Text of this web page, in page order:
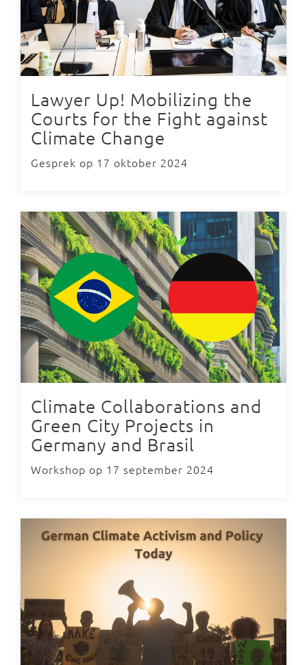
Lawyer Up! Mobilizing the
Courts for the Fight against
Climate Change
Gesprek op 17 oktober 2024
Climate Collaborations and
Green City Projects in
Germany and Brasil
Workshop op 17 september 2024